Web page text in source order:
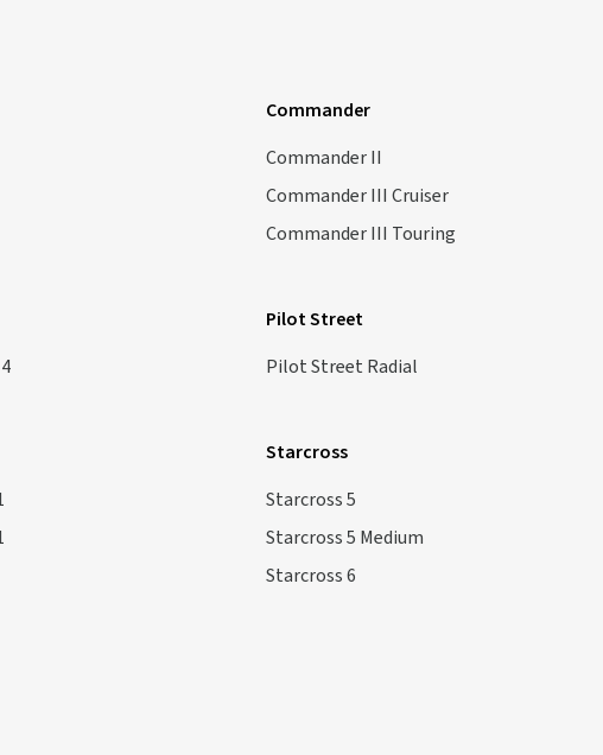
Commander
Commander II
Commander III Cruiser
Commander III Touring
Pilot Street
Pilot Street Radial
Starcross
Starcross 5
Starcross 5 Medium
Starcross 6